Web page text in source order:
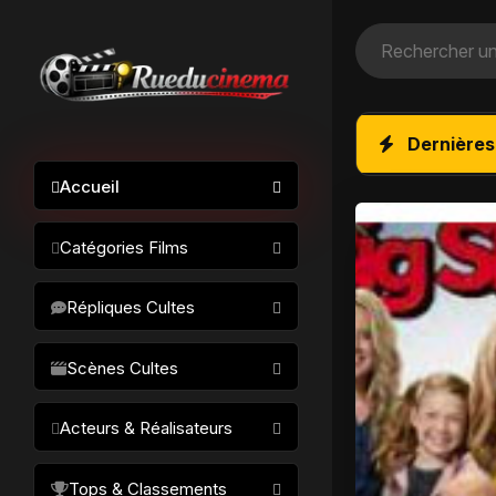
Accueil
Catégories Films
Science-fiction
Drame / Thriller
Comédie/humour
Horreur
Fantastique
Répliques Cultes
Scènes Cultes
Acteurs & Réalisateurs
Tops & Classements